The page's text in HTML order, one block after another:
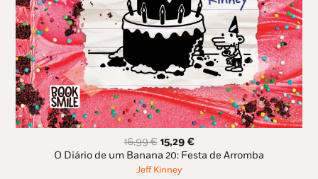
16,99€ O
preço
original
15,29 €O
preço
O Diário de um Banana 20: Festa de Arromba
Jeff Kinney